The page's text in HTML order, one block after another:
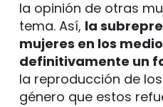
la opinión de otras
tema. Así, la
mujeres en los
definitivamente un
la reproducción de
género que estos